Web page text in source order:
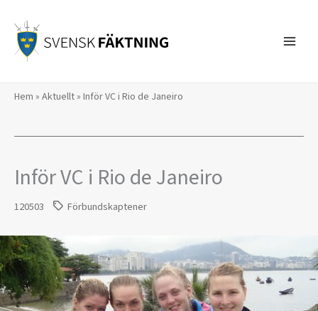
innehåll
Hem » Aktuellt» Inför VC i Rio de Janeiro
Inför VC i Rio de Janeiro
120503 Förbundskaptener